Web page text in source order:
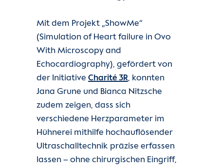
Mit dem Projekt „ShowMe“
(Simulation of Heart failure in Ovo
With Microscopy and
Echocardiography), gefördert von
der Initiative Charité 3R, konnten
Jana Grune und Bianca Nitzsche
zudem zeigen, dass sich
verschiedene Herzparameter im
Hühnerei mithilfe hochauflösender
Ultraschalltechnik präzise erfassen
lassen – ohne chirurgischen Eingriff,